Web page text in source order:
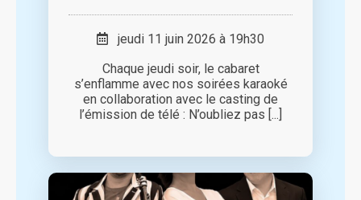
jeudi 11 juin 2026 à 19h30
Chaque jeudi soir, le cabaret
s’enflamme avec nos soirées karaoké
en collaboration avec le casting de
l’émission de télé : N’oubliez pas [...]